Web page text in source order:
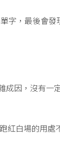
字，最後會發
因，沒有一
紅白場的用處